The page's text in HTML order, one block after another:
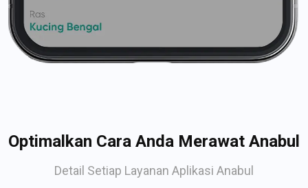
Optimalkan Cara Anda Merawat Anabul
Detail Setiap Layanan Aplikasi Anabul